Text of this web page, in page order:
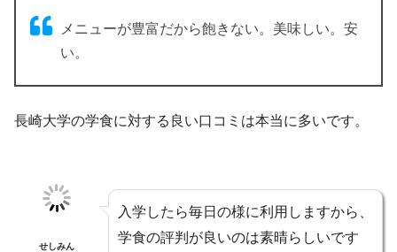
メニューが豊富だから飽きない。美味しい。安
い。
長崎大学の学食に対する良い口コミは本当に多いです。
せしみん
入学したら毎日の様に利用しますから、
学食の評判が良いのは素晴らしいです